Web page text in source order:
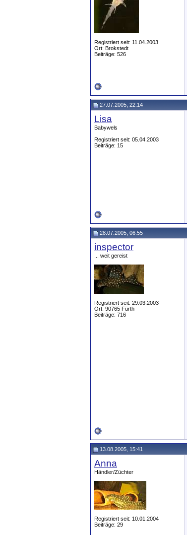
Registriert seit: 11.04.2003
Ort: Brokstedt
Beiträge: 526
27.07.2005, 22:14
Lisa
Babywels
Registriert seit: 05.04.2003
Beiträge: 15
28.07.2005, 06:55
inspector
... weit gereist
Registriert seit: 29.03.2003
Ort: 90765 Fürth
Beiträge: 716
13.08.2005, 15:41
Anna
Händler/Züchter
Registriert seit: 10.01.2004
Beiträge: 29